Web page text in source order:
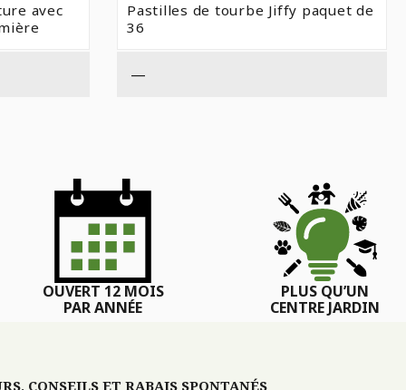
avec
Pastilles de tourbe Jiffy paquet de
36
—
OUVERT 12 MOIS
PAR ANNÉE
PLUS QU’UN
CENTRE JARDIN
CONSEILS ET RABAIS SPONTANÉS